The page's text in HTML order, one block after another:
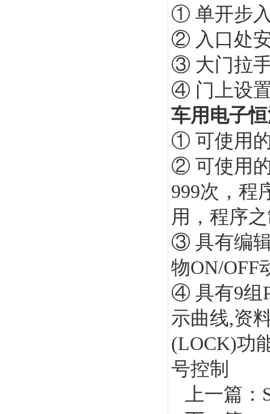
① 单开步
② 入口处
③ 大门拉
④ 门上设
车用电子
① 可使用
② 可使用
999次，程
用，程序
③ 具有编
物ON/OFF
④ 具有9组
示曲线,资
(LOCK)功
号控制
上一篇：